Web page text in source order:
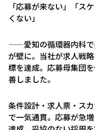
「応募が来ない」「ス
くない」
——愛知の循環器内科で
が壁に。当社が求人戦
標を達成。応募母集団
善しました。
条件設計・求人票・ス
で一気通貫。応募が急